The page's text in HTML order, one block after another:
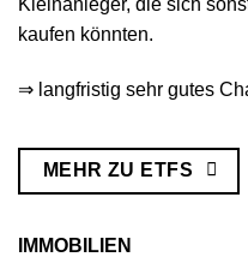
Kleinanleger, die sich
kaufen könnten.
⇒ langfristig sehr gutes
MEHR ZU ETFS
IMMOBILIEN